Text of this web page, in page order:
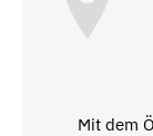
Mit dem